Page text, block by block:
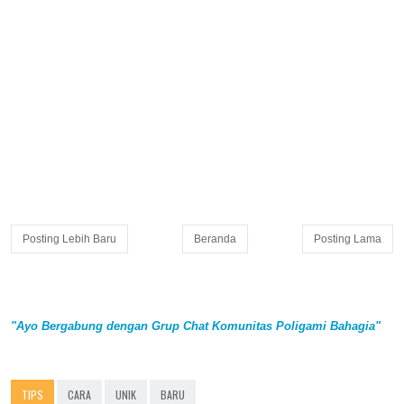
Posting Lebih Baru Posting Lama
Beranda
"Ayo Bergabung dengan Grup Chat Komunitas Poligami Bahagia"
TIPS CARA UNIK BARU